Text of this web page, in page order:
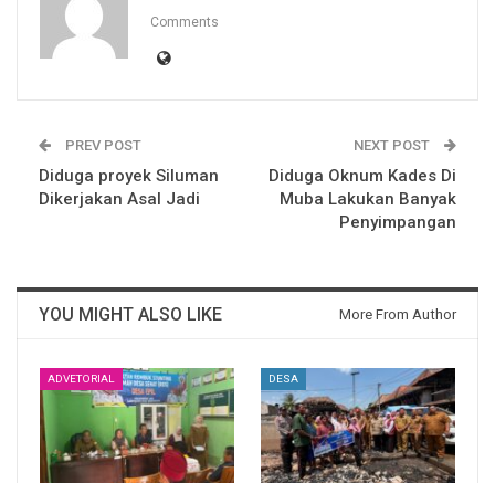
Comments
PREV POST
Diduga proyek Siluman
Dikerjakan Asal Jadi
NEXT POST
Diduga Oknum Kades Di
Muba Lakukan Banyak
Penyimpangan
YOU MIGHT ALSO LIKE More From Author
ADVETORIAL DESA